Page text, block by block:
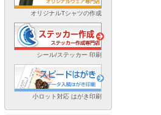
オリジナルTシャツの作成
シール/ステッカー 印刷
小ロット対応 はがき印刷